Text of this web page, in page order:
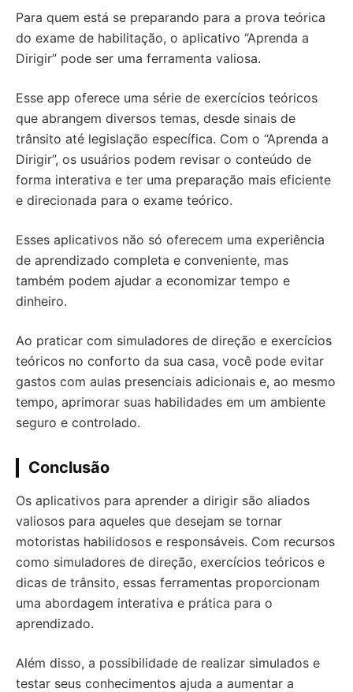
Para quem está se preparando para a prova teórica
do exame de habilitação, o aplicativo “Aprenda a
Dirigir” pode ser uma ferramenta valiosa.
Esse app oferece uma série de exercícios teóricos
que abrangem diversos temas, desde sinais de
trânsito até legislação específica. Com o “Aprenda a
Dirigir”, os usuários podem revisar o conteúdo de
forma interativa e ter uma preparação mais eficiente
e direcionada para o exame teórico.
Esses aplicativos não só oferecem uma experiência
de aprendizado completa e conveniente, mas
também podem ajudar a economizar tempo e
dinheiro.
Ao praticar com simuladores de direção e exercícios
teóricos no conforto da sua casa, você pode evitar
gastos com aulas presenciais adicionais e, ao mesmo
tempo, aprimorar suas habilidades em um ambiente
seguro e controlado.
Conclusão
Os aplicativos para aprender a dirigir são aliados
valiosos para aqueles que desejam se tornar
motoristas habilidosos e responsáveis. Com recursos
como simuladores de direção, exercícios teóricos e
dicas de trânsito, essas ferramentas proporcionam
uma abordagem interativa e prática para o
aprendizado.
Além disso, a possibilidade de realizar simulados e
testar seus conhecimentos ajuda a aumentar a